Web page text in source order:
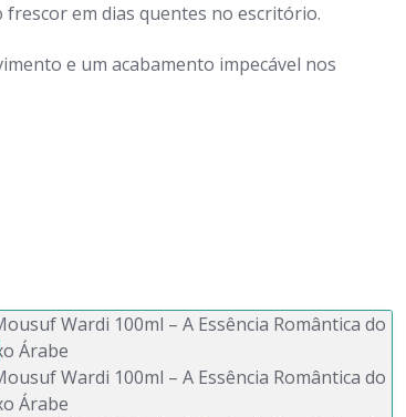
em dias quentes no escritório.
e um acabamento impecável nos